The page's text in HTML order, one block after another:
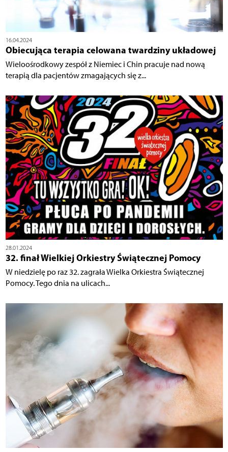
16.04.2024
Obiecująca terapia celowana twardziny układowej
Wieloośrodkowy zespół z Niemiec i Chin pracuje nad nową
terapią dla pacjentów zmagających się z...
28.01.2024
32. finał Wielkiej Orkiestry Świątecznej Pomocy
W niedzielę po raz 32. zagrała Wielka Orkiestra Świątecznej
Pomocy. Tego dnia na ulicach...